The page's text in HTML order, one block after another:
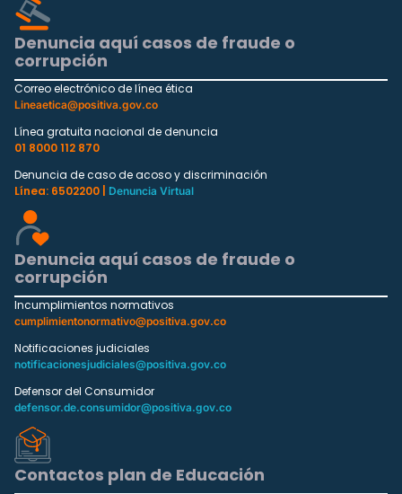
Denuncia aquí casos de fraude o
corrupción
Correo electrónico de línea ética
Lineaetica@positiva.gov.co
Línea gratuita nacional de denuncia
01 8000 112 870
Denuncia de caso de acoso y discriminación
Línea: 6502200 |
Denuncia Virtual
Denuncia aquí casos de fraude o
corrupción
Incumplimientos normativos
cumplimientonormativo@positiva.gov.co
Notificaciones judiciales
notificacionesjudiciales@positiva.gov.co
Defensor del Consumidor
defensor.de.consumidor@positiva.gov.co
Contactos plan de Educación